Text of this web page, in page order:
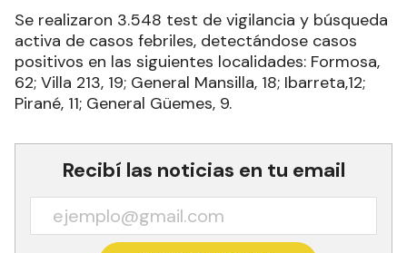
Se realizaron 3.548 test de vigilancia y búsqueda
activa de casos febriles, detectándose casos
positivos en las siguientes localidades: Formosa,
62; Villa 213, 19; General Mansilla, 18; Ibarreta,12;
Pirané, 11; General Güemes, 9.
Recibí las noticias en tu email